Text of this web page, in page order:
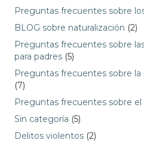
Preguntas frecuentes sobre
BLOG sobre naturalización (2)
Preguntas frecuentes sobre
para padres (5)
Preguntas frecuentes sobre
(7)
Preguntas frecuentes sobre el
Sin categoría (5)
Delitos violentos (2)